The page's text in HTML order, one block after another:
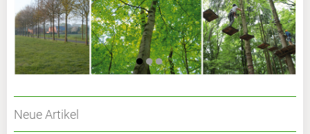
Neue Artikel